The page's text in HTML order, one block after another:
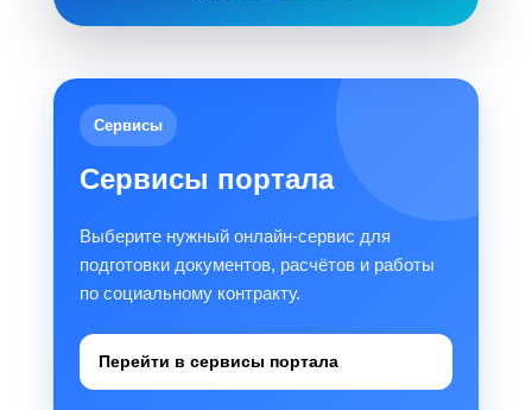
Сервисы
Сервисы портала
Выберите нужный онлайн-сервис для
подготовки документов, расчётов и работы
по социальному контракту.
Перейти в сервисы портала